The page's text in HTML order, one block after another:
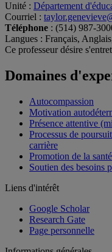
Unité : Département
Courriel :
Téléphone : (514) 987-
Langues : Français,
Ce professeur désire
Domaines
Autocompassion
Motivation
Présence attentive
Processus de
carrière
Promotion de la
Soutien des besoins
Liens d'intérêt
Google Scholar
Research Gate
Page personnelle